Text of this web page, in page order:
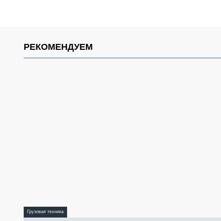
РЕКОМЕНДУЕМ
Грузовая техника